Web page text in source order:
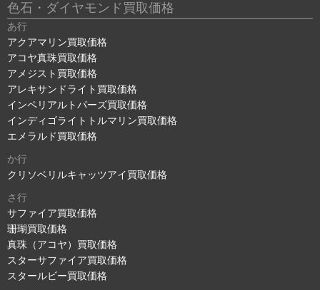
色石・ダイヤモンド買取価格
あ行
アクアマリン買取価格
アコヤ真珠買取価格
アメジスト買取価格
アレキサンドライト買取価格
インペリアルトパーズ買取価格
インディゴライトトルマリン買取価格
エメラルド買取価格
か行
クリソベリルキャッツアイ買取価格
さ行
サファイア買取価格
珊瑚買取価格
真珠（アコヤ）買取価格
スターサファイア買取価格
スタールビー買取価格